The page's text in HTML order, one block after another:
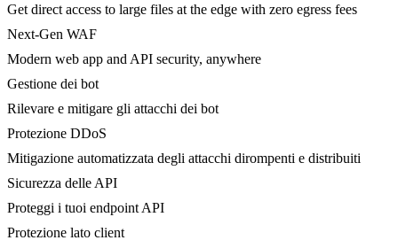
Get direct access to large files at the edge with zero egress fees
Next-Gen WAF
Modern web app and API security, anywhere
Gestione dei bot
Rilevare e mitigare gli attacchi dei bot
Protezione DDoS
Mitigazione automatizzata degli attacchi dirompenti e distribuiti
Sicurezza delle API
Proteggi i tuoi endpoint API
Protezione lato client